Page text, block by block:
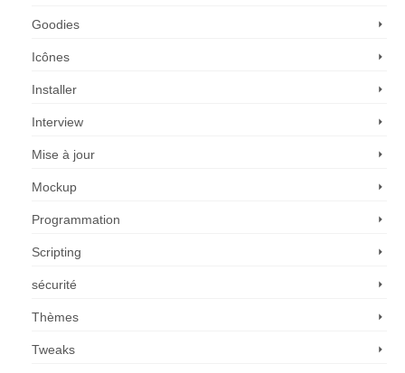
Goodies
Icônes
Installer
Interview
Mise à jour
Mockup
Programmation
Scripting
sécurité
Thèmes
Tweaks